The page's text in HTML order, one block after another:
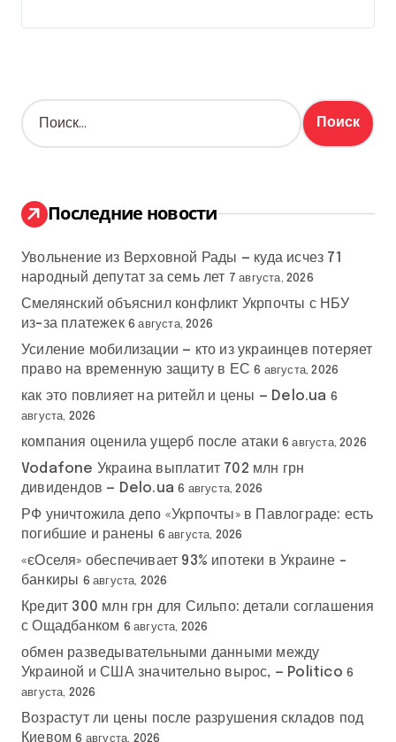
Н
а
:
Последние новости
Увольнение из Верховной Рады — куда исчез 71
народный депутат за семь лет 7 августа, 2026
Смелянский объяснил конфликт Укрпочты с НБУ
из-за платежек 6 августа, 2026
Усиление мобилизации — кто из украинцев потеряет
право на временную защиту в ЕС 6 августа, 2026
как это повлияет на ритейл и цены — Delo.ua 6
августа, 2026
компания оценила ущерб после атаки 6 августа, 2026
Vodafone Украина выплатит 702 млн грн
дивидендов — Delo.ua 6 августа, 2026
РФ уничтожила депо «Укрпочты» в Павлограде: есть
погибшие и ранены 6 августа, 2026
«єОселя» обеспечивает 93% ипотеки в Украине –
банкиры 6 августа, 2026
Кредит 300 млн грн для Сильпо: детали соглашения
с Ощадбанком 6 августа, 2026
обмен разведывательными данными между
Украиной и США значительно вырос, — Politico 6
августа, 2026
Возрастут ли цены после разрушения складов под
Киевом 6 августа, 2026